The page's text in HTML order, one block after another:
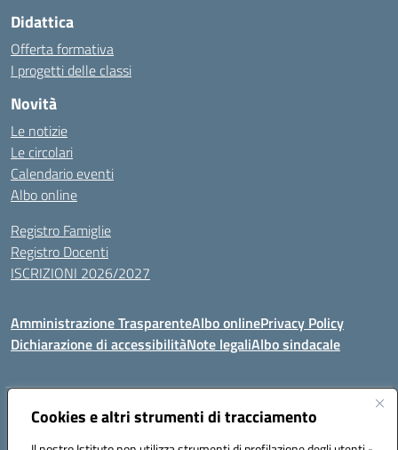
Cookies e altri strumenti di tracciamento
Didattica
Offerta formativa
I progetti delle classi
Novità
Le notizie
Le circolari
Calendario eventi
Albo online
Registro Famiglie
Registro Docenti
ISCRIZIONI 2026/2027
Amministrazione TrasparenteAlbo onlinePrivacy Policy
Dichiarazione di accessibilitàNote legaliAlbo sindacale
Indirizzo:VIA S.VITTORIA, 11, 65024 MANOPPELLO (PE)